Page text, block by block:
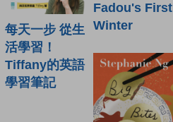
每天一步 從生
活學習！
Tiffany的英語
學習筆記
Fadou's First
Winter